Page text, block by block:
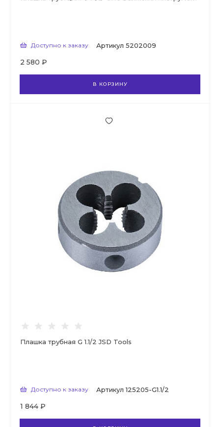
Доступно к заказу Артикул 5202009
2 580 ₽
В КОРЗИНУ
Плашка трубная G 1.1/2 JSD Tools
Доступно к заказу Артикул 125205-G1.1/2
1 844 ₽